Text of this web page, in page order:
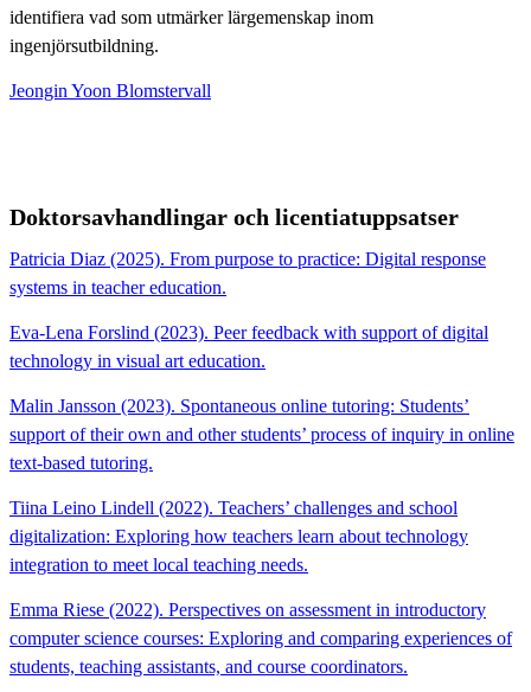
identifiera vad som utmärker lärgemenskap inom
ingenjörsutbildning.
Jeongin Yoon Blomstervall
Doktorsavhandlingar och licentiatuppsatser
Patricia Diaz (2025). From purpose to practice: Digital response
systems in teacher education.
Eva-Lena Forslind (2023). Peer feedback with support of digital
technology in visual art education.
Malin Jansson (2023). Spontaneous online tutoring: Students’
support of their own and other students’ process of inquiry in online
text-based tutoring.
Tiina Leino Lindell (2022). Teachers’ challenges and school
digitalization: Exploring how teachers learn about technology
integration to meet local teaching needs.
Emma Riese (2022). Perspectives on assessment in introductory
computer science courses: Exploring and comparing experiences of
students, teaching assistants, and course coordinators.